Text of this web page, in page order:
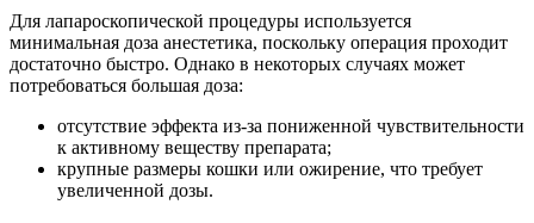
Для лапароскопической процедуры используется
минимальная доза анестетика, поскольку операция проходит
достаточно быстро. Однако в некоторых случаях может
потребоваться большая доза:
отсутствие эффекта из-за пониженной чувствительности
к активному веществу препарата;
крупные размеры кошки или ожирение, что требует
увеличенной дозы.